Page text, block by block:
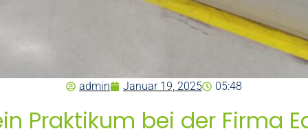
admin Januar 19, 2025 05:48
Praktikum bei der Firma